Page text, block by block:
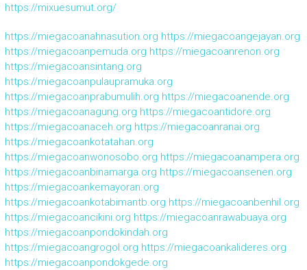
https://mixuesumut.org/
https://miegacoanahnasution.org https://miegacoangejayan.org
https://miegacoanpemuda.org https://miegacoanrenon.org
https://miegacoansintang.org
https://miegacoanpulaupramuka.org
https://miegacoanprabumulih.org https://miegacoanende.org
https://miegacoanagung.org https://miegacoantidore.org
https://miegacoanaceh.org https://miegacoanranai.org
https://miegacoankotatahan.org
https://miegacoanwonosobo.org https://miegacoanampera.org
https://miegacoanbinamarga.org https://miegacoansenen.org
https://miegacoankemayoran.org
https://miegacoankotabimantb.org https://miegacoanbenhil.org
https://miegacoancikini.org https://miegacoanrawabuaya.org
https://miegacoanpondokindah.org
https://miegacoangrogol.org https://miegacoankalideres.org
https://miegacoanpondokgede.org